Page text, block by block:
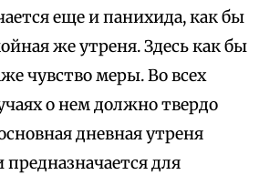
еще и панихида, как бы
же утреня. Здесь как бы
чувство меры. Во всех
о нем должно твердо
дневная утреня
предназначается для